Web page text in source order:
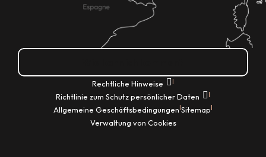
Rechtliche Hinweise |
Richtlinie zum Schutz persönlicher Daten |
Allgemeine Geschäftsbedingungen|Sitemap|
Verwaltung von Cookies